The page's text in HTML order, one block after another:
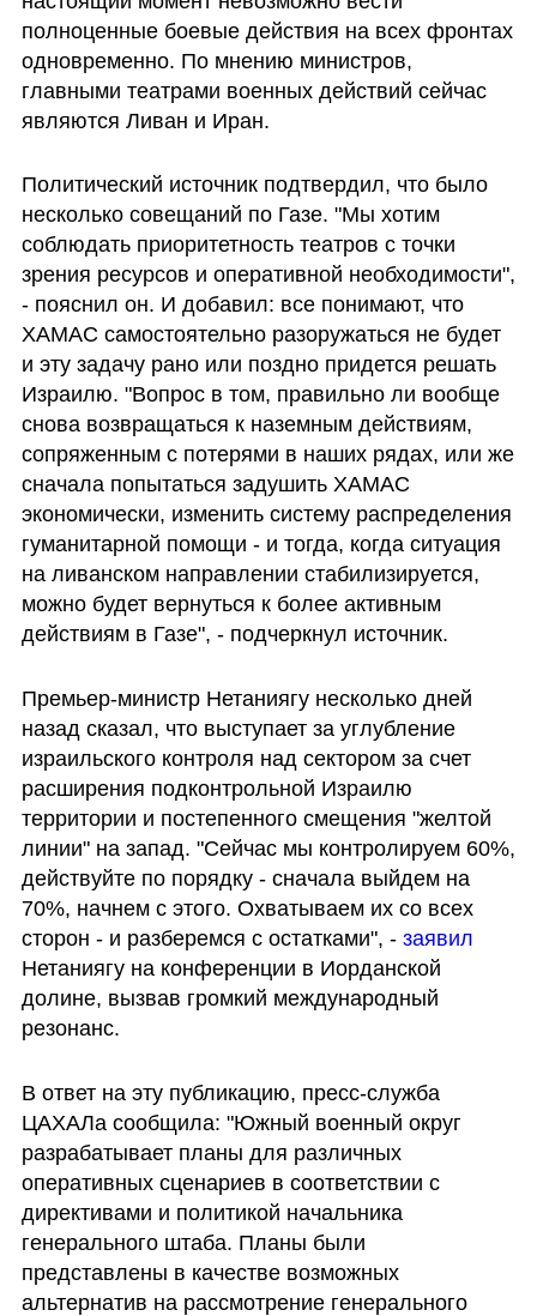
полноценные боевые действия на всех фронтах
одновременно. По мнению министров,
главными театрами военных действий сейчас
являются Ливан и Иран.
Политический источник подтвердил, что было
несколько совещаний по Газе. "Мы хотим
соблюдать приоритетность театров с точки
зрения ресурсов и оперативной необходимости",
- пояснил он. И добавил: все понимают, что
ХАМАС самостоятельно разоружаться не будет
и эту задачу рано или поздно придется решать
Израилю. "Вопрос в том, правильно ли вообще
снова возвращаться к наземным действиям,
сопряженным с потерями в наших рядах, или же
сначала попытаться задушить ХАМАС
экономически, изменить систему распределения
гуманитарной помощи - и тогда, когда ситуация
на ливанском направлении стабилизируется,
можно будет вернуться к более активным
действиям в Газе", - подчеркнул источник.
Премьер-министр Нетаниягу несколько дней
назад сказал, что выступает за углубление
израильского контроля над сектором за счет
расширения подконтрольной Израилю
территории и постепенного смещения "желтой
линии" на запад. "Сейчас мы контролируем 60%,
действуйте по порядку - сначала выйдем на
70%, начнем с этого. Охватываем их со всех
сторон - и разберемся с остатками", -
Нетаниягу на конференции в Иорданской
долине, вызвав громкий международный
резонанс.
В ответ на эту публикацию, пресс-служба
ЦАХАЛа сообщила: "Южный военный округ
разрабатывает планы для различных
оперативных сценариев в соответствии с
директивами и политикой начальника
генерального штаба. Планы были
представлены в качестве возможных
альтернатив на рассмотрение генерального